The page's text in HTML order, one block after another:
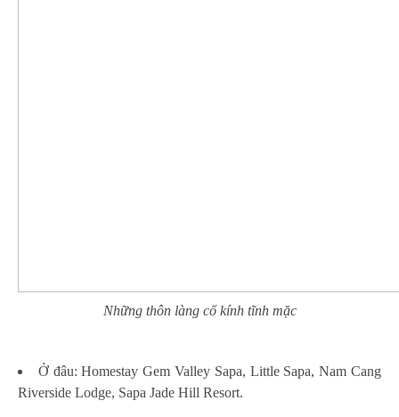
Những thôn làng cổ kính tĩnh mặc
Ở đâu: Homestay Gem Valley Sapa, Little Sapa, Nam Cang
Riverside Lodge, Sapa Jade Hill Resort.